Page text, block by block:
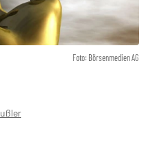
Foto: Börsenmedien AG